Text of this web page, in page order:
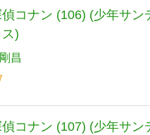
コナン (106) (少年サン
ス)
昌
コナン (107) (少年サン